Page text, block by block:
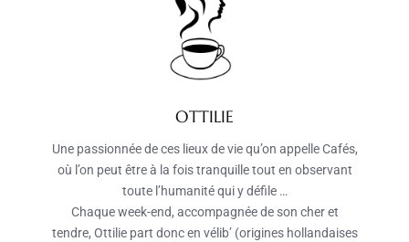
OTTILIE
Une passionnée de ces lieux de vie qu’on appelle Cafés,
où l’on peut être à la fois tranquille tout en observant
toute l’humanité qui y défile …
Chaque week-end, accompagnée de son cher et
tendre, Ottilie part donc en vélib’ (origines hollandaises